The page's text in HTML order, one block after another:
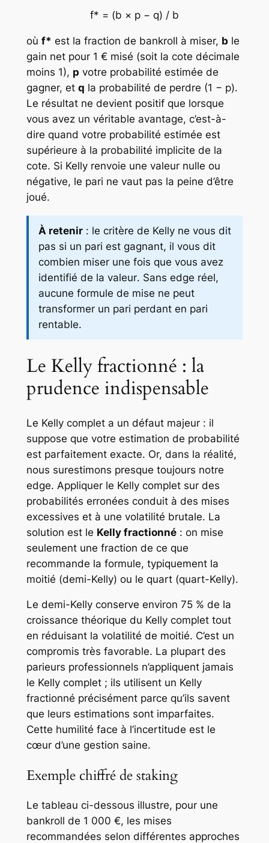
f* = (b × p − q) / b
où f* est la fraction de bankroll à miser, ble
gain net pour 1 € misé (soit la cote décimale
moins 1), p votre probabilité estimée de
gagner, et q la probabilité de perdre (1 − p).
Le résultat ne devient positif que lorsque
vous avez un véritable avantage, c’est-à-
dire quand votre probabilité estimée est
supérieure à la probabilité implicite de la
cote. Si Kelly renvoie une valeur nulle ou
négative, le pari ne vaut pas la peine d’être
joué.
À retenir: le critère de Kelly ne vous dit
pas si un pari est gagnant, il vous dit
combien miser une fois que vous avez
identifié de la valeur. Sans edge réel,
aucune formule de mise ne peut
transformer un pari perdant en pari
rentable.
Le Kelly fractionné : la
prudence indispensable
Le Kelly complet a un défaut majeur : il
suppose que votre estimation de probabilité
est parfaitement exacte. Or, dans la réalité,
nous surestimons presque toujours notre
edge. Appliquer le Kelly complet sur des
probabilités erronées conduit à des mises
excessives et à une volatilité brutale. La
solution est le Kelly fractionné: on mise
seulement une fraction de ce que
recommande la formule, typiquement la
moitié (demi-Kelly) ou le quart (quart-Kelly).
Le demi-Kelly conserve environ 75 % de la
croissance théorique du Kelly complet tout
en réduisant la volatilité de moitié. C’est un
compromis très favorable. La plupart des
parieurs professionnels n’appliquent jamais
le Kelly complet ; ils utilisent un Kelly
fractionné précisément parce qu’ils savent
que leurs estimations sont imparfaites.
Cette humilité face à l’incertitude est le
cœur d’une gestion saine.
Exemple chiffré de staking
Le tableau ci-dessous illustre, pour une
bankroll de 1 000 €, les mises
recommandées selon différentes approches